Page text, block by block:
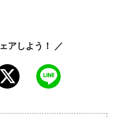
アしよう！ ／